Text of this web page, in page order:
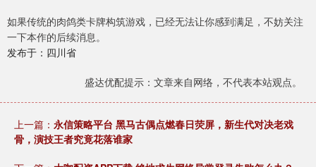
如果传统的肉鸽类卡牌构筑游戏，已经无法让你感到满足，不妨关注
一下本作的后续消息。
发布于：四川省
盛达优配提示：文章来自网络，不代表本站观点。
上一篇： 永信策略平台 黑马古偶点燃春日荧屏，新生代对决老戏
骨，演技王者究竟花落谁家